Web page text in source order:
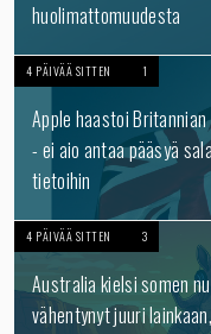
huolimattomuudesta
4 PÄIVÄÄ SITTEN 1
Apple haastoi
- ei aio antaa pääsyä
tietoihin
4 PÄIVÄÄ SITTEN 3
Australia kielsi somen
vähentynyt juuri